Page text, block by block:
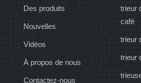
Des produits
Nouvelles
Vidéos
À propos de nous
Contactez-nous
trieur
café
trieur
trieur